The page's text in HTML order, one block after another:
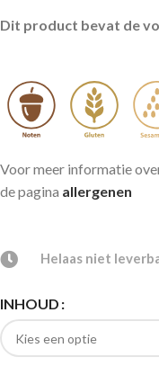
Dit product bevat de
Voor meer informatie
de pagina allergenen
Helaas niet
INHOUD